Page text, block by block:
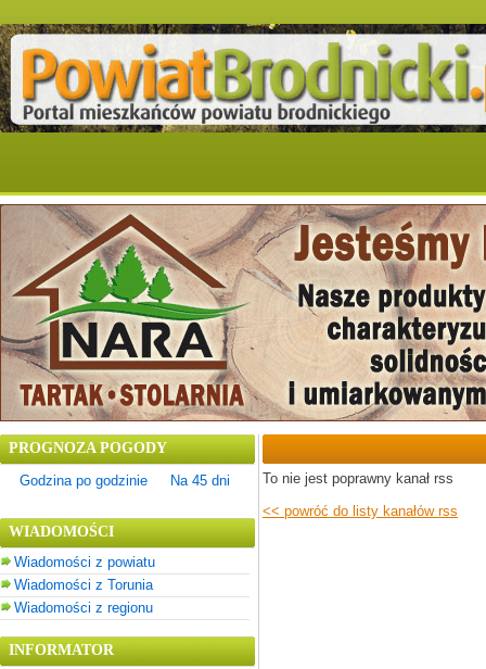
PROGNOZA POGODY
Godzina po godzinie
Na 45 dni
WIADOMOŚCI
Wiadomości z powiatu
Wiadomości z Torunia
Wiadomości z regionu
INFORMATOR
To nie jest poprawny kanał rss
<< powróć do listy kanałów rss